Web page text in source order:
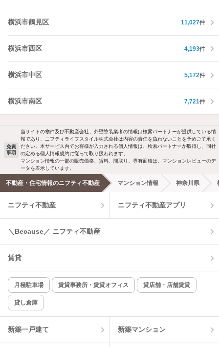
横浜市鶴見区 11,027件
横浜市西区 4,193件
横浜市中区 5,172件
横浜市南区 7,721件
免責
事項
当サイトの物件及び不動産会社、外壁塗装業者の情報は検索パートナーが提供している情
報であり、ニフティライフスタイル株式会社は内容の責任を負わないことを予めご了承く
ださい。本サービス内でお客様が入力される個人情報は、検索パートナーが取得し、同社
の定める個人情報規約に従って取り扱われます。
マンション情報の一部の販売価格、賃料、間取り、専有面積は、マンションレビューのデ
ータを表示しています。
不動産・住宅情報のニフティ不動産 マンション情報 神奈川県
ニフティ不動産 ニフティ不動産アプリ
＼Because／ ニフティ不動産
賃貸
月極駐車場 賃貸事務所・賃貸オフィス 貸店舗・店舗賃貸
貸し倉庫
新築一戸建て 新築マンション